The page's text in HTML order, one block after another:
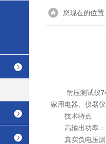
您现在的位置
耐压测试仪
家用电器、仪器
技术特点
高输出功率：
真实负电压测